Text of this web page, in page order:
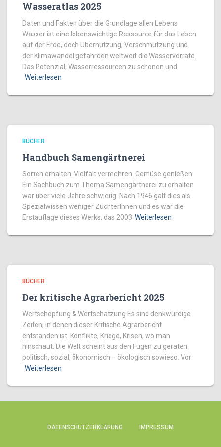
Wasseratlas 2025
Daten und Fakten über die Grundlage allen Lebens
Wasser ist eine lebenswichtige Ressource für das Leben
auf der Erde, doch Übernutzung, Verschmutzung und
der Klimawandel gefährden weltweit die Wasservorräte.
Das Potenzial, Wasserressourcen zu schonen und
Weiterlesen
BÜCHER
Handbuch Samengärtnerei
Sorten erhalten. Vielfalt vermehren. Gemüse genießen.
Ein Sachbuch zum Thema Samengärtnerei zu erhalten
war über viele Jahre schwierig. Nach 1946 galt dies als
Spezialwissen weniger ZüchterInnen und es war die
Erstauflage dieses Werks, das 2003 Weiterlesen
BÜCHER
Der kritische Agrarbericht 2025
Wertschöpfung & Wertschätzung Es sind denkwürdige
Zeiten, in denen dieser Kritische Agrarbericht
entstanden ist. Konflikte, Kriege, Krisen, wo man
hinschaut. Die Welt scheint aus den Fugen zu geraten:
politisch, sozial, ökonomisch – ökologisch sowieso. Vor
Weiterlesen
DATENSCHUTZERKLÄRUNG IMPRESSUM